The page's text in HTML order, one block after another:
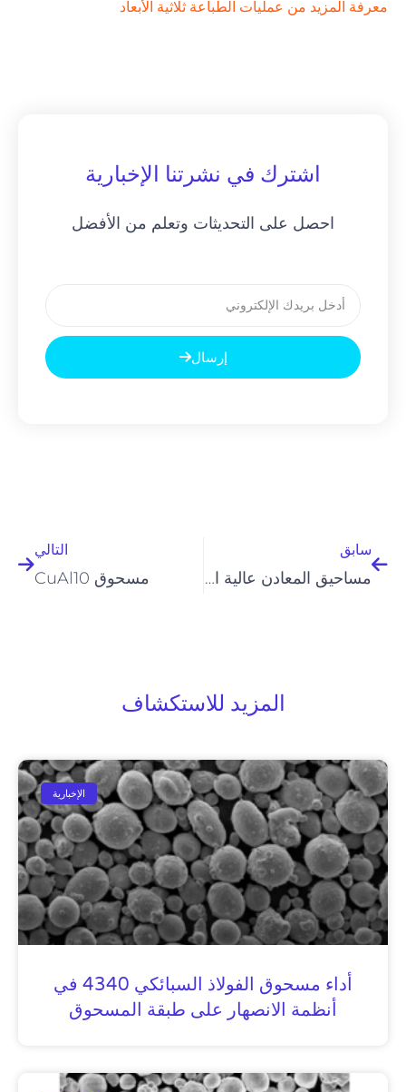
معرفة المزيد من عمليات الطباعة ثلاثية الأبعاد
اشترك في نشرتنا الإخبارية
احصل على التحديثات وتعلم من الأفضل
بريد
إرسال
سابق
مساحيق المعادن عالية الأداء
التالي
مسحوق CuAl10
المزيد للاستكشاف
الإخبارية
أداء مسحوق الفولاذ السبائكي 4340 في
أنظمة الانصهار على طبقة المسحوق